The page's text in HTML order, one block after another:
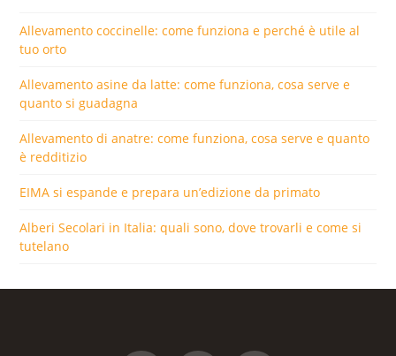
Allevamento coccinelle: come funziona e perché è utile al
tuo orto
Allevamento asine da latte: come funziona, cosa serve e
quanto si guadagna
Allevamento di anatre: come funziona, cosa serve e quanto
è redditizio
EIMA si espande e prepara un’edizione da primato
Alberi Secolari in Italia: quali sono, dove trovarli e come si
tutelano